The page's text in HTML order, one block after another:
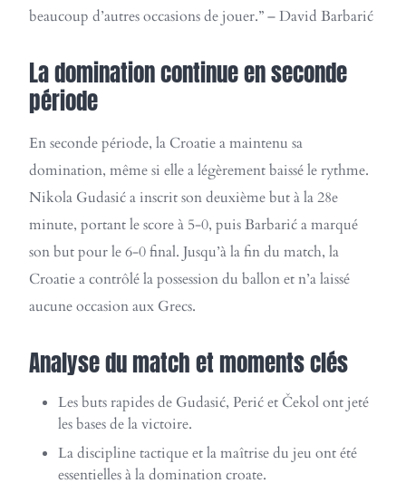
beaucoup d’autres occasions de jouer.” – David Barbarić
La domination continue en seconde
période
En seconde période, la Croatie a maintenu sa
domination, même si elle a légèrement baissé le rythme.
Nikola Gudasić a inscrit son deuxième but à la 28e
minute, portant le score à 5-0, puis Barbarić a marqué
son but pour le 6-0 final. Jusqu’à la fin du match, la
Croatie a contrôlé la possession du ballon et n’a laissé
aucune occasion aux Grecs.
Analyse du match et moments clés
Les buts rapides de Gudasić, Perić et Čekol ont jeté
les bases de la victoire.
La discipline tactique et la maîtrise du jeu ont été
essentielles à la domination croate.